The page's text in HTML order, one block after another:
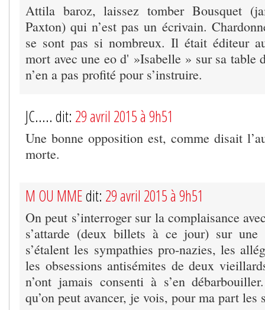
Attila baroz, laissez tomber Bousquet
Paxton) qui n’est pas un écrivain.
se sont pas si nombreux. Il était éditeur
mort avec une eo d' »Isabelle » sur sa table
n’en a pas profité pour s’instruire.
JC..... dit: 29 avril 2015 à 9h51
Une bonne opposition est, comme disait
morte.
M OU MMEdit: 29 avril 2015 à 9h51
On peut s’interroger sur la complaisance
s’attarde (deux billets à ce jour) sur une
s’étalent les sympathies pro-nazies, les
les obsessions antisémites de deux
n’ont jamais consenti à s’en
qu’on peut avancer, je vois, pour ma part les